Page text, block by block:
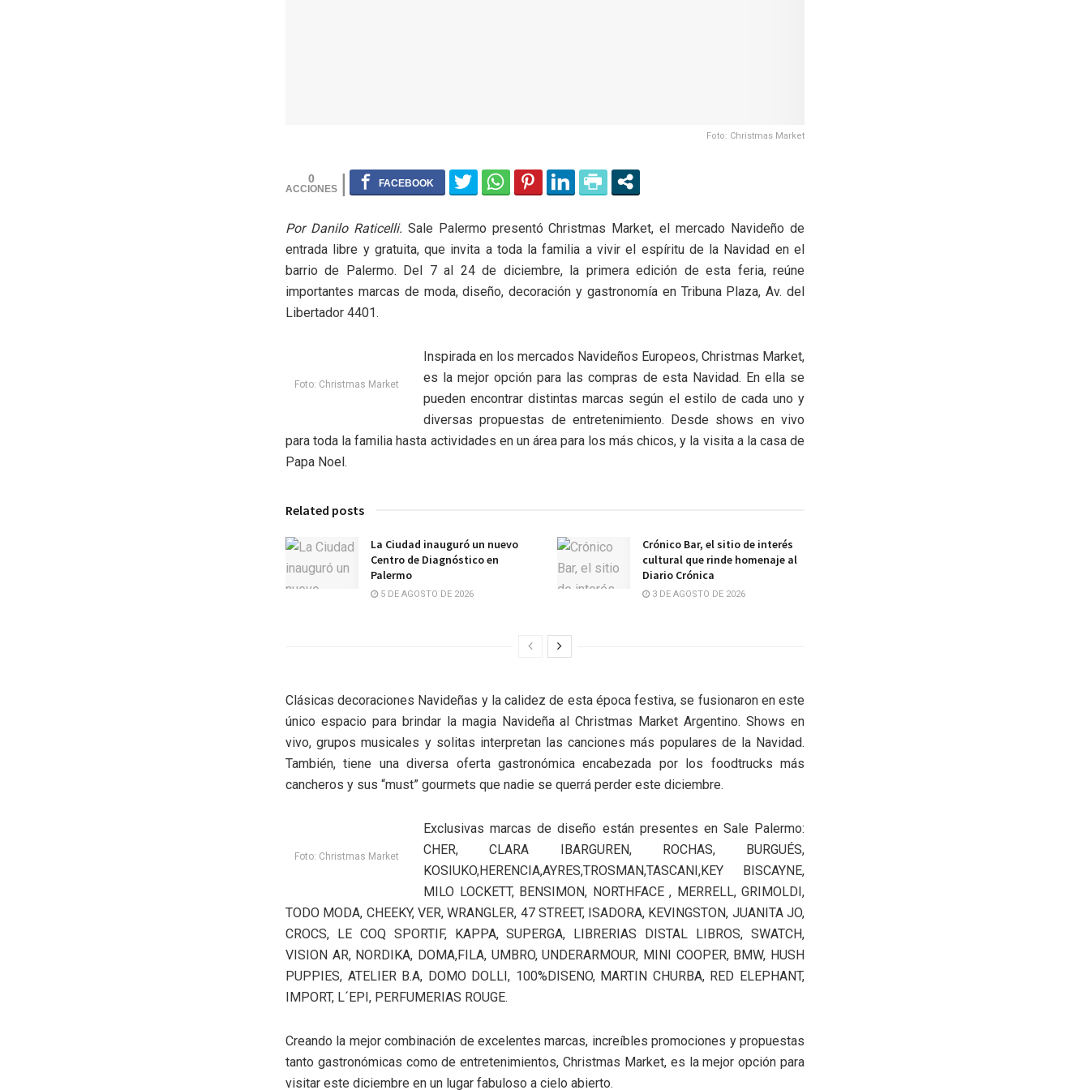
Foto: Christmas Market
0
Por Danilo Raticelli. Sale Palermo presentó Christmas Market, el mercado Navideño de
entrada libre y gratuita, que invita a toda la familia a vivir el espíritu de la Navidad en el
barrio de Palermo. Del 7 al 24 de diciembre, la primera edición de esta feria, reúne
importantes marcas de moda, diseño, decoración y gastronomía en Tribuna Plaza, Av. del
Libertador 4401.
Foto: Christmas Market
Inspirada en los mercados Navideños Europeos, Christmas Market,
es la mejor opción para las compras de esta Navidad. En ella se
pueden encontrar distintas marcas según el estilo de cada uno y
diversas propuestas de entretenimiento. Desde shows en vivo
para toda la familia hasta actividades en un área para los más chicos, y la visita a la casa de
Papa Noel.
Related posts
La Ciudad inauguró un nuevo
Centro de Diagnóstico en
Palermo
5 DE AGOSTO DE 2026
Crónico Bar, el sitio de interés
cultural que rinde homenaje al
Diario Crónica
3 DE AGOSTO DE 2026
Clásicas decoraciones Navideñas y la calidez de esta época festiva, se fusionaron en este
único espacio para brindar la magia Navideña al Christmas Market Argentino. Shows en
vivo, grupos musicales y solitas interpretan las canciones más populares de la Navidad.
También, tiene una diversa oferta gastronómica encabezada por los foodtrucks más
cancheros y sus “must” gourmets que nadie se querrá perder este diciembre.
Foto: Christmas Market
Exclusivas marcas de diseño están presentes en Sale Palermo:
CHER, CLARA IBARGUREN, ROCHAS, BURGUÉS,
KOSIUKO,HERENCIA,AYRES,TROSMAN,TASCANI,KEY BISCAYNE,
MILO LOCKETT, BENSIMON, NORTHFACE , MERRELL, GRIMOLDI,
TODO MODA, CHEEKY, VER, WRANGLER, 47 STREET, ISADORA, KEVINGSTON, JUANITA JO,
CROCS, LE COQ SPORTIF, KAPPA, SUPERGA, LIBRERIAS DISTAL LIBROS, SWATCH,
VISION AR, NORDIKA, DOMA,FILA, UMBRO, UNDERARMOUR, MINI COOPER, BMW, HUSH
PUPPIES, ATELIER B.A, DOMO DOLLI, 100%DISENO, MARTIN CHURBA, RED ELEPHANT,
IMPORT, L´EPI, PERFUMERIAS ROUGE.
Creando la mejor combinación de excelentes marcas, increíbles promociones y propuestas
tanto gastronómicas como de entretenimientos, Christmas Market, es la mejor opción para
visitar este diciembre en un lugar fabuloso a cielo abierto.